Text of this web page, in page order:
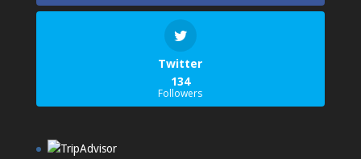
Twitter
134
Followers